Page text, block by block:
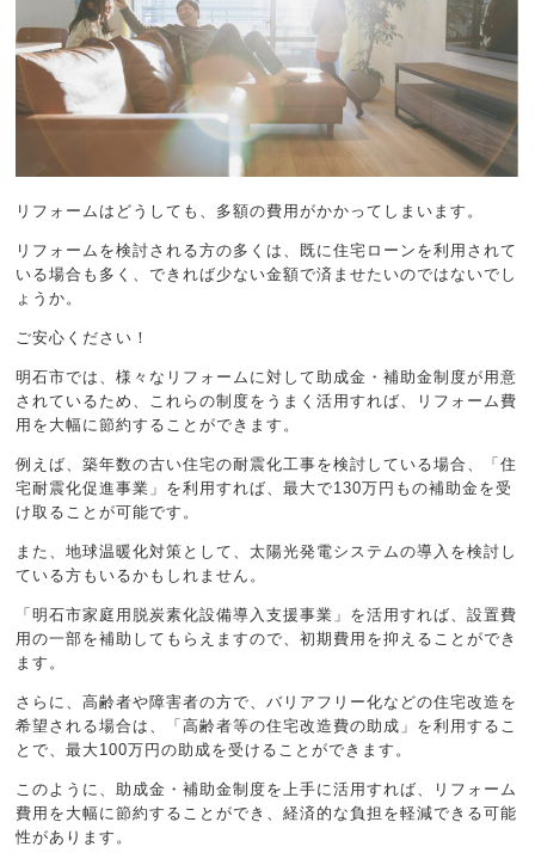
リフォームはどうしても、多額の費用がかかってしまいます。
リフォームを検討される方の多くは、既に住宅ローンを利用されて
いる場合も多く、できれば少ない金額で済ませたいのではないでし
ょうか。
ご安心ください！
明石市では、様々なリフォームに対して助成金・補助金制度が用意
されているため、これらの制度をうまく活用すれば、リフォーム費
用を大幅に節約することができます。
例えば、築年数の古い住宅の耐震化工事を検討している場合、「住
宅耐震化促進事業」を利用すれば、最大で130万円もの補助金を受
け取ることが可能です。
また、地球温暖化対策として、太陽光発電システムの導入を検討し
ている方もいるかもしれません。
「明石市家庭用脱炭素化設備導入支援事業」を活用すれば、設置費
用の一部を補助してもらえますので、初期費用を抑えることができ
ます。
さらに、高齢者や障害者の方で、バリアフリー化などの住宅改造を
希望される場合は、「高齢者等の住宅改造費の助成」を利用するこ
とで、最大100万円の助成を受けることができます。
このように、助成金・補助金制度を上手に活用すれば、リフォーム
費用を大幅に節約することができ、経済的な負担を軽減できる可能
性があります。